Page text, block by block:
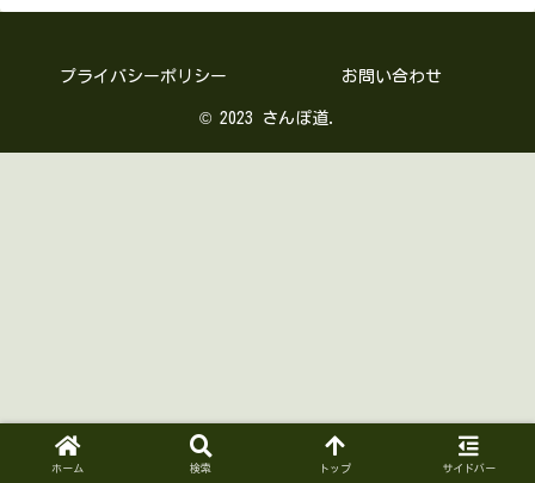
プライバシーポリシー お問い合わせ
© 2023 さんぽ道.
ホーム 検索 トップ サイドバー